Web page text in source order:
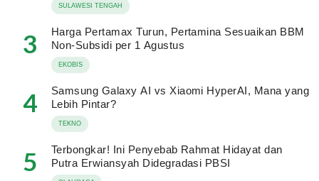
SULAWESI TENGAH
3
Harga Pertamax Turun, Pertamina Sesuaikan BBM
Non-Subsidi per 1 Agustus
EKOBIS
4
Samsung Galaxy AI vs Xiaomi HyperAI, Mana yang
Lebih Pintar?
TEKNO
5
Terbongkar! Ini Penyebab Rahmat Hidayat dan
Putra Erwiansyah Didegradasi PBSI